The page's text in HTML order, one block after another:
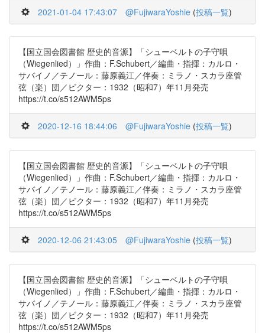
2021-01-04 17:43:07 @FujiwaraYoshie (投稿一覧)
【国立国会図書館 歴史的音源】「シューベルトの子守唄
（Wiegenlied）」作曲：F.Schubert／編曲・指揮：カルロ・
サバイノ／テノール：藤原義江／伴奏：ミラノ・スカラ座管
弦（楽）団／ビクター：1932（昭和7）年11月発売
https://t.co/s512AWM5ps
2020-12-16 18:44:06 @FujiwaraYoshie (投稿一覧)
【国立国会図書館 歴史的音源】「シューベルトの子守唄
（Wiegenlied）」作曲：F.Schubert／編曲・指揮：カルロ・
サバイノ／テノール：藤原義江／伴奏：ミラノ・スカラ座管
弦（楽）団／ビクター：1932（昭和7）年11月発売
https://t.co/s512AWM5ps
2020-12-06 21:43:05 @FujiwaraYoshie (投稿一覧)
【国立国会図書館 歴史的音源】「シューベルトの子守唄
（Wiegenlied）」作曲：F.Schubert／編曲・指揮：カルロ・
サバイノ／テノール：藤原義江／伴奏：ミラノ・スカラ座管
弦（楽）団／ビクター：1932（昭和7）年11月発売
https://t.co/s512AWM5ps